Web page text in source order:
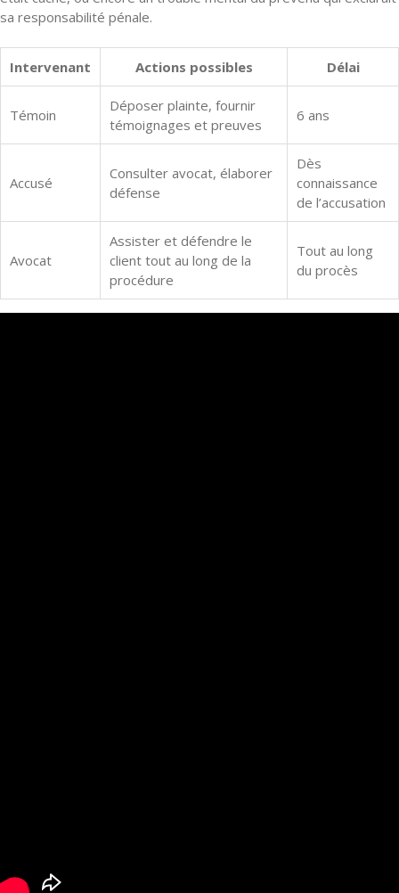
sa responsabilité pénale.
Intervenant Actions possibles Délai
Témoin
Déposer plainte, fournir
témoignages et preuves
6 ans
Accusé
Consulter avocat, élaborer
défense
Dès
connaissance
de l’accusation
Avocat
Assister et défendre le
client tout au long de la
procédure
Tout au long
du procès